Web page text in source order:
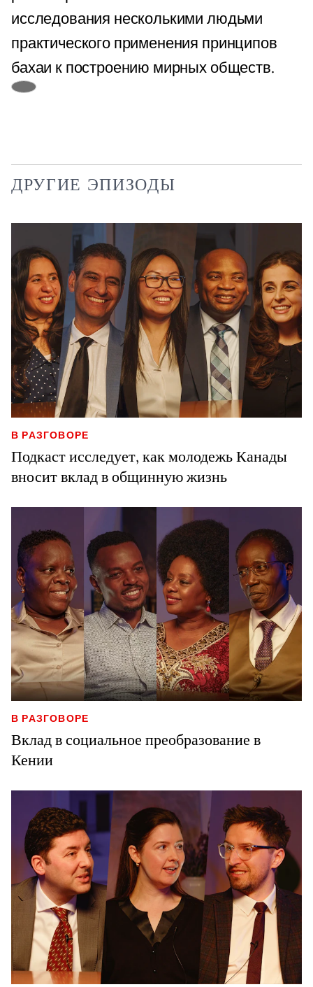
исследования несколькими людьми
практического применения принципов
бахаи к построению мирных обществ.
ДРУГИЕ ЭПИЗОДЫ
В РАЗГОВОРЕ
Подкаст исследует, как молодежь Канады
вносит вклад в общинную жизнь
В РАЗГОВОРЕ
Вклад в социальное преобразование в
Кении